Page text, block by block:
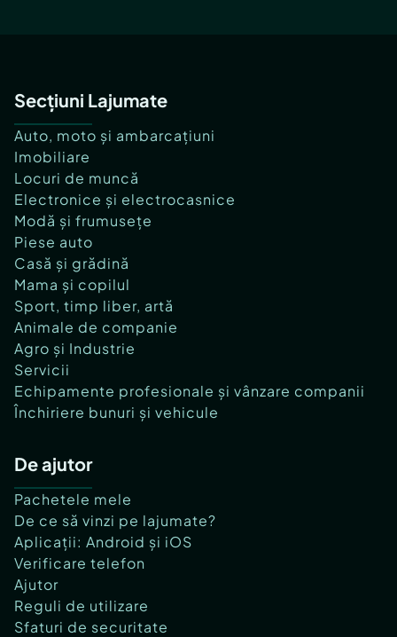
Secțiuni Lajumate
Auto, moto și ambarcațiuni
Imobiliare
Locuri de muncă
Electronice și electrocasnice
Modă și frumusețe
Piese auto
Casă și grădină
Mama și copilul
Sport, timp liber, artă
Animale de companie
Agro și Industrie
Servicii
Echipamente profesionale și vânzare companii
Închiriere bunuri și vehicule
De ajutor
Pachetele mele
De ce să vinzi pe lajumate?
Aplicații: Android și iOS
Verificare telefon
Ajutor
Reguli de utilizare
Sfaturi de securitate